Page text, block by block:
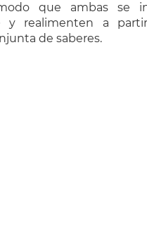
que ambas se
y realimenten a
de saberes.